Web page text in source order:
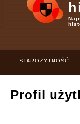
STAROŻYTNOŚĆ
Profil